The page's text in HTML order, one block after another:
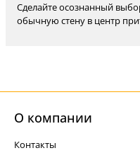
Сделайте осознанный
обычную стену в центр
О компании
Контакты